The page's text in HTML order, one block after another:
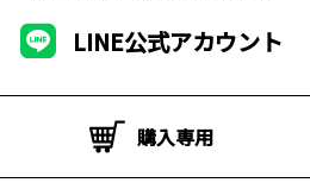
LINE公式アカウント
購入専用